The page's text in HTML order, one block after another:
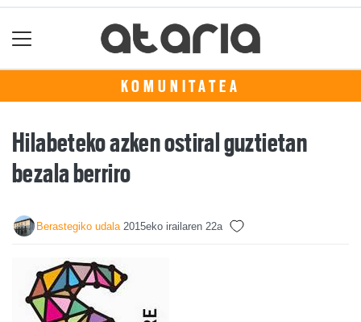
KOMUNITATEA
Hilabeteko azken ostiral guztietan
bezala berriro
Berastegiko udala 2015eko irailaren 22a